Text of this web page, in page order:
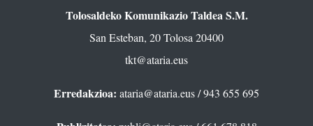
Tolosaldeko Komunikazio Taldea S.M.
San Esteban, 20 Tolosa 20400
tkt@ataria.eus
Erredakzioa: ataria@ataria.eus/ 943 655 695